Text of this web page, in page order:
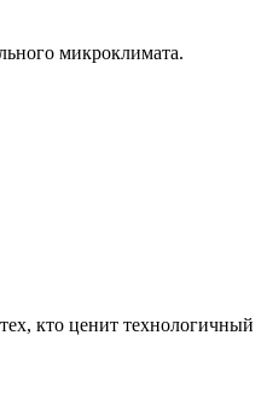
микроклимата.
кто ценит технологичный